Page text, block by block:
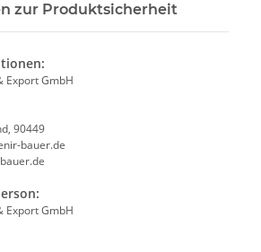
zur Produktsicherheit
Export GmbH
90449
bauer.de
Export GmbH